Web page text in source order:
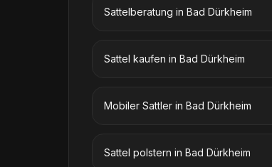
Sattelberatung in Bad Dürkheim
Sattel kaufen in Bad Dürkheim
Mobiler Sattler in Bad Dürkheim
Sattel polstern in Bad Dürkheim